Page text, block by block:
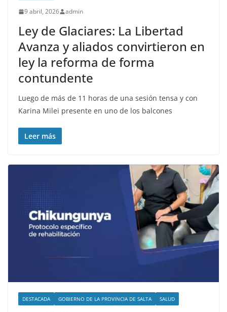
9 abril, 2026 admin
Ley de Glaciares: La Libertad
Avanza y aliados convirtieron en
ley la reforma de forma
contundente
Luego de más de 11 horas de una sesión tensa y con
Karina Milei presente en uno de los balcones
Leer más
DESTACADA GOBIERNO DE LA PROVINCIA DE SALTA SALUD